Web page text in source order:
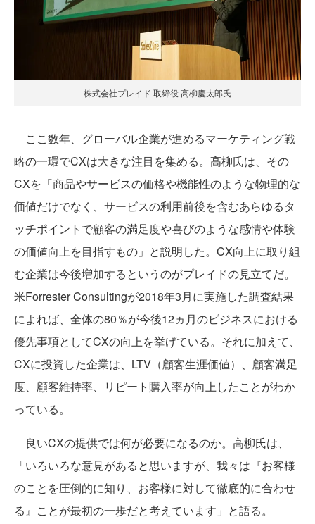
株式会社プレイド 取締役 高柳慶太郎氏
ここ数年、グローバル企業が進めるマーケティング戦
略の一環でCXは大きな注目を集める。高柳氏は、その
CXを「商品やサービスの価格や機能性のような物理的な
価値だけでなく、サービスの利用前後を含むあらゆるタ
ッチポイントで顧客の満足度や喜びのような感情や体験
の価値向上を目指すもの」と説明した。CX向上に取り組
む企業は今後増加するというのがプレイドの見立てだ。
米Forrester Consultingが2018年3月に実施した調査結果
によれば、全体の80％が今後12ヵ月のビジネスにおける
優先事項としてCXの向上を挙げている。それに加えて、
CXに投資した企業は、LTV（顧客生涯価値）、顧客満足
度、顧客維持率、リピート購入率が向上したことがわか
っている。
良いCXの提供では何が必要になるのか。高柳氏は、
「いろいろな意見があると思いますが、我々は『お客様
のことを圧倒的に知り、お客様に対して徹底的に合わせ
る』ことが最初の一歩だと考えています」と語る。